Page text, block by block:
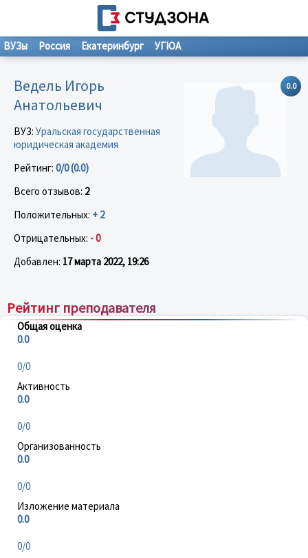
ВУЗы Россия Екатеринбург УГЮА
0.0
Ведель Игорь
Анатольевич
ВУЗ: Уральская государственная
юридическая академия
Рейтинг: 0/0 (0.0)
Всего отзывов: 2
Положительных: + 2
Отрицательных: - 0
Добавлен: 17 марта 2022, 19:26
Рейтинг преподавателя
Общая оценка
0.0
0/0
Активность
0.0
0/0
Организованность
0.0
0/0
Изложение материала
0.0
0/0